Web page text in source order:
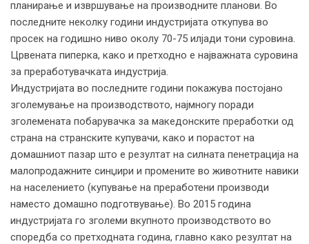
планирање и извршување на производните планови. Во
последните неколку години индустријата откупува во
просек на годишно ниво околу 70-75 илјади тони суровина.
Црвената пиперка, како и претходно е најважната суровина
за преработувачката индустрија.
Индустријата во последните години покажува постојано
зголемување на производството, најмногу поради
зголемената побарувачка за македонските преработки од
страна на странските купувачи, како и порастот на
домашниот пазар што е резултат на силната пенетрација на
малопродажните синџири и промените во животните навики
на населението (купување на преработени производи
наместо домашно подготвување). Во 2015 година
индустријата го зголеми вкупното производството во
споредба со претходната година, главно како резултат на